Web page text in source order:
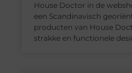
House Doctor in de
een Scandinavisch
producten van House
strakke en functionele